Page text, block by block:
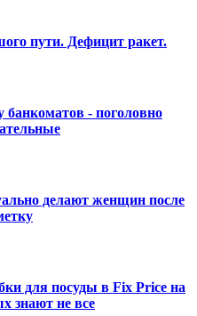
пути. Дефицит ракет.
- поголовно
делают женщин после
для посуды в Fix Price на
знают не все